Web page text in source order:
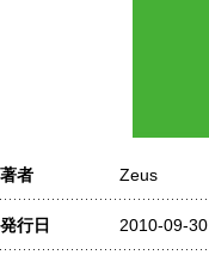
著者 Zeus
発行日 2010-09-30